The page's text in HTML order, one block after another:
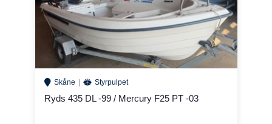
Skåne Styrpulpet
Ryds 435 DL -99 / Mercury F25 PT -03